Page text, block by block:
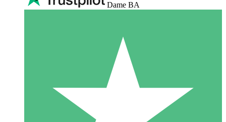
Dame BA